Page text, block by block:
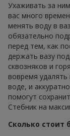
Ухаживать за
вас много
менять воду в
обязательно
перед тем, как
держать вазу
сквозняков и
вовремя
воде, и
помогут
Стебник на
Сколько стоит